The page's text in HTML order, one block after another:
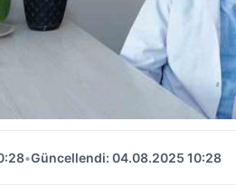
•Güncellendi: 04.08.2025 10:28